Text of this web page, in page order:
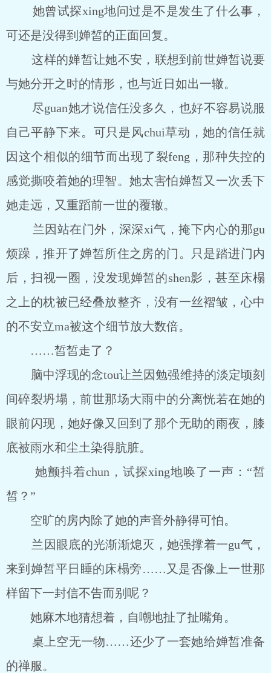
她曾试探xing地问过是不是发生了什么事，
可还是没得到婵皙的正面回复。
这样的婵皙让她不安，联想到前世婵皙说要
与她分开之时的情形，也与近日如出一辙。
尽guan她才说信任没多久，也好不容易说服
自己平静下来。可只是风chui草动，她的信任就
因这个相似的细节而出现了裂feng，那种失控的
感觉撕咬着她的理智。她太害怕婵皙又一次丢下
她走远，又重蹈前一世的覆辙。
兰因站在门外，深深xi气，掩下内心的那gu
烦躁，推开了婵皙所住之房的门。只是踏进门内
后，扫视一圈，没发现婵皙的shen影，甚至床榻
之上的枕被已经叠放整齐，没有一丝褶皱，心中
的不安立ma被这个细节放大数倍。
……皙皙走了？
脑中浮现的念tou让兰因勉强维持的淡定顷刻
间碎裂坍塌，前世那场大雨中的分离恍若在她的
眼前闪现，她好像又回到了那个无助的雨夜，膝
底被雨水和尘土染得肮脏。
她颤抖着chun，试探xing地唤了一声：“皙
皙？”
空旷的房内除了她的声音外静得可怕。
兰因眼底的光渐渐熄灭，她强撑着一gu气，
来到婵皙平日睡的床榻旁……又是否像上一世那
样留下一封信不告而别呢？
她麻木地猜想着，自嘲地扯了扯嘴角。
桌上空无一物……还少了一套她给婵皙准备
的禅服。